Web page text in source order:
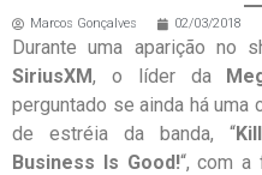
Marcos Gonçalves 02/03/2018
Durante uma aparição no
SiriusXM, o líder da
perguntado se ainda há uma
de estréia da banda, “
Business Is Good!“, com a